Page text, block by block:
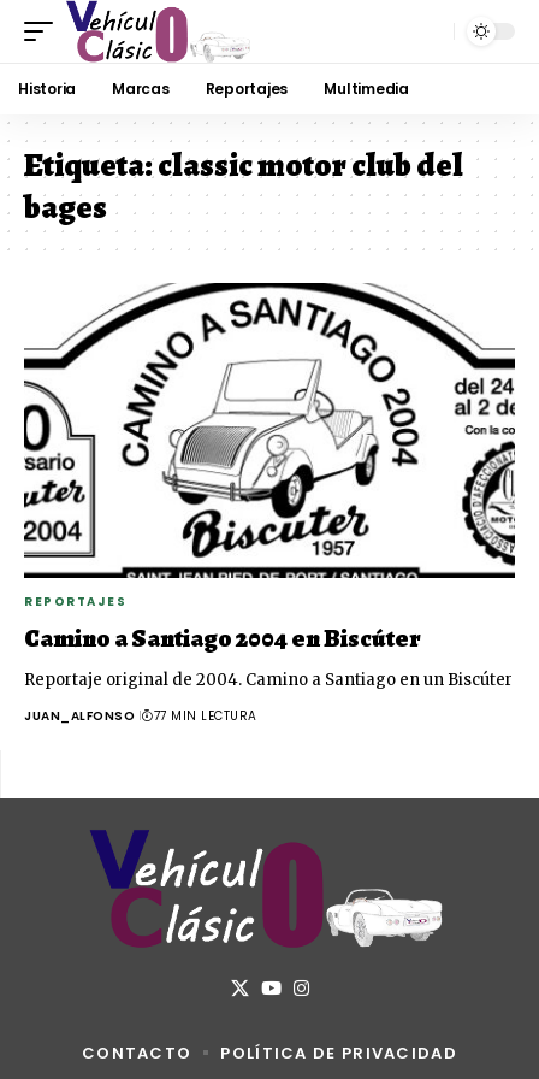
Historia Marcas Reportajes Multimedia
Etiqueta:classic motor club del
bages
REPORTAJES
Camino a Santiago 2004 en Biscúter
Reportaje original de 2004. Camino a Santiago en un Biscúter
JUAN_ALFONSO 77 MIN LECTURA
CONTACTO POLÍTICA DE PRIVACIDAD